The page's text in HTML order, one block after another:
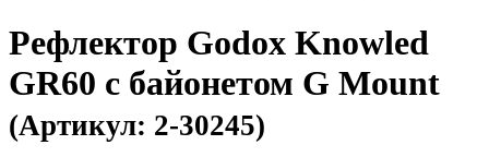
Рефлектор Godox Knowled
GR60 с байонетом G Mount
(Артикул: 2-30245)